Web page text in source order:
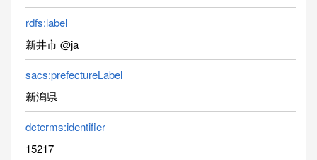
rdfs:label
新井市 @ja
sacs:prefectureLabel
新潟県
dcterms:identifier
15217